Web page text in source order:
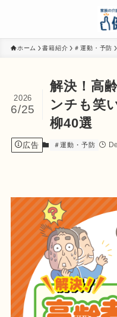
ホーム 書籍紹介 ＃運動・予防
解決！高
ンチも笑
柳40選
2026
6/25
広告 ＃運動・予防